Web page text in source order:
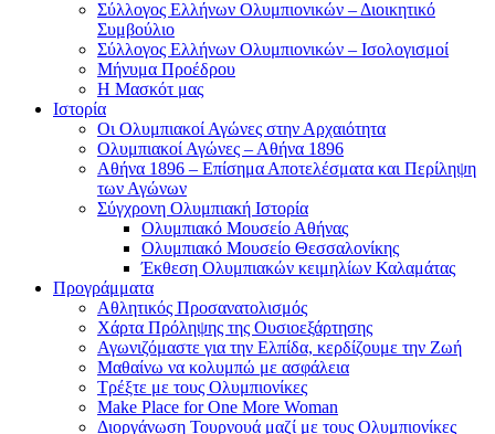
Σύλλογος Ελλήνων Ολυμπιονικών – Διοικητικό
Συμβούλιο
Σύλλογος Ελλήνων Ολυμπιονικών – Ισολογισμοί
Μήνυμα Προέδρου
Η Μασκότ μας
Ιστορία
Οι Ολυμπιακοί Αγώνες στην Αρχαιότητα
Ολυμπιακοί Αγώνες – Αθήνα 1896
Αθήνα 1896 – Επίσημα Αποτελέσματα και Περίληψη
των Αγώνων
Σύγχρονη Ολυμπιακή Ιστορία
Ολυμπιακό Μουσείο Αθήνας
Ολυμπιακό Μουσείο Θεσσαλονίκης
Έκθεση Ολυμπιακών κειμηλίων Καλαμάτας
Προγράμματα
Αθλητικός Προσανατολισμός
Χάρτα Πρόληψης της Ουσιοεξάρτησης
Αγωνιζόμαστε για την Ελπίδα, κερδίζουμε την Ζωή
Μαθαίνω να κολυμπώ με ασφάλεια
Τρέξτε με τους Ολυμπιονίκες
Make Place for One More Woman
Διοργάνωση Τουρνουά μαζί με τους Ολυμπιονίκες